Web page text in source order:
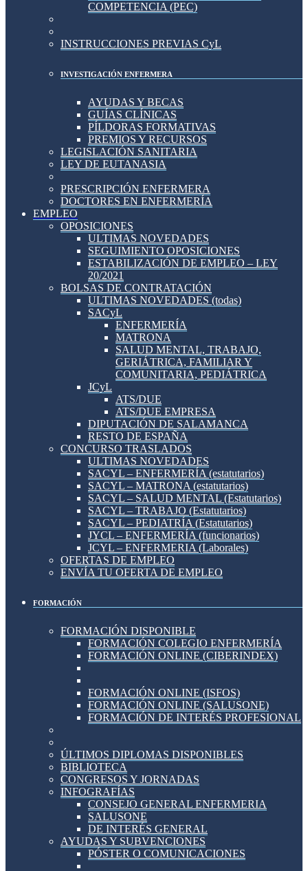
COMPETENCIA (PEC)
INSTRUCCIONES PREVIAS CyL
INVESTIGACIÓN ENFERMERA
AYUDAS Y BECAS
GUÍAS CLÍNICAS
PÍLDORAS FORMATIVAS
PREMIOS Y RECURSOS
LEGISLACIÓN SANITARIA
LEY DE EUTANASIA
PRESCRIPCIÓN ENFERMERA
DOCTORES EN ENFERMERÍA
EMPLEO
OPOSICIONES
ULTIMAS NOVEDADES
SEGUIMIENTO OPOSICIONES
ESTABILIZACIÓN DE EMPLEO – LEY
20/2021
BOLSAS DE CONTRATACIÓN
ULTIMAS NOVEDADES (todas)
SACyL
ENFERMERÍA
MATRONA
SALUD MENTAL, TRABAJO,
GERIÁTRICA, FAMILIAR Y
COMUNITARIA, PEDIÁTRICA
JCyL
ATS/DUE
ATS/DUE EMPRESA
DIPUTACIÓN DE SALAMANCA
RESTO DE ESPAÑA
CONCURSO TRASLADOS
ULTIMAS NOVEDADES
SACYL – ENFERMERÍA (estatutarios)
SACYL – MATRONA (estatutarios)
SACYL – SALUD MENTAL (Estatutarios)
SACYL – TRABAJO (Estatutarios)
SACYL – PEDIATRÍA (Estatutarios)
JYCL – ENFERMERÍA (funcionarios)
JCYL – ENFERMERIA (Laborales)
OFERTAS DE EMPLEO
ENVÍA TU OFERTA DE EMPLEO
FORMACIÓN
FORMACIÓN DISPONIBLE
FORMACIÓN COLEGIO ENFERMERÍA
FORMACIÓN ONLINE (CIBERINDEX)
FORMACIÓN ONLINE (ISFOS)
FORMACIÓN ONLINE (SALUSONE)
FORMACIÓN DE INTERÉS PROFESIONAL
ÚLTIMOS DIPLOMAS DISPONIBLES
BIBLIOTECA
CONGRESOS Y JORNADAS
INFOGRAFÍAS
CONSEJO GENERAL ENFERMERIA
SALUSONE
DE INTERÉS GENERAL
AYUDAS Y SUBVENCIONES
PÓSTER O COMUNICACIONES